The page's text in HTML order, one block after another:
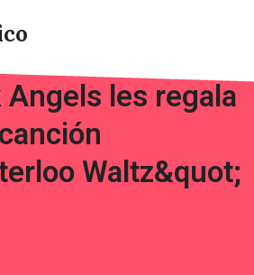
Angels les regala
Waltz&quot;